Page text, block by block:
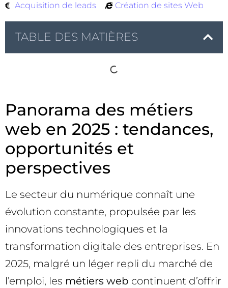
Acquisition de leads
Création de sites Web
TABLE DES MATIÈRES
Panorama des métiers
web en 2025 : tendances,
opportunités et
perspectives
Le secteur du numérique connaît une
évolution constante, propulsée par les
innovations technologiques et la
transformation digitale des entreprises. En
2025, malgré un léger repli du marché de
l’emploi, les métiers web continuent d’offrir